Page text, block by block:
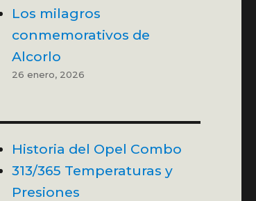
Los milagros
conmemorativos de
Alcorlo
26 enero, 2026
Historia del Opel Combo
313/365 Temperaturas y
Presiones